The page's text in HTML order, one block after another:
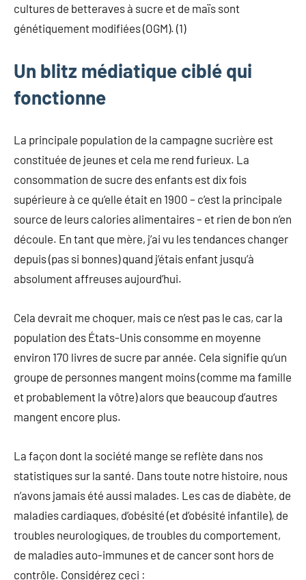
cultures de betteraves à sucre et de maïs sont
génétiquement modifiées (OGM). (1)
Un blitz médiatique ciblé qui
fonctionne
La principale population de la campagne sucrière est
constituée de jeunes et cela me rend furieux. La
consommation de sucre des enfants est dix fois
supérieure à ce qu’elle était en 1900 – c’est la principale
source de leurs calories alimentaires – et rien de bon n’en
découle. En tant que mère, j’ai vu les tendances changer
depuis (pas si bonnes) quand j’étais enfant jusqu’à
absolument affreuses aujourd’hui.
Cela devrait me choquer, mais ce n’est pas le cas, car la
population des États-Unis consomme en moyenne
environ 170 livres de sucre par année. Cela signifie qu’un
groupe de personnes mangent moins (comme ma famille
et probablement la vôtre) alors que beaucoup d’autres
mangent encore plus.
La façon dont la société mange se reflète dans nos
statistiques sur la santé. Dans toute notre histoire, nous
n’avons jamais été aussi malades. Les cas de diabète, de
maladies cardiaques, d’obésité (et d’obésité infantile), de
troubles neurologiques, de troubles du comportement,
de maladies auto-immunes et de cancer sont hors de
contrôle. Considérez ceci :